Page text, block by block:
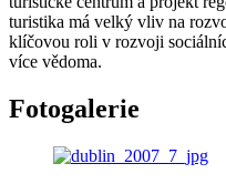
turistika má velký vliv na
klíčovou roli v rozvoji
více vědoma.
Fotogalerie